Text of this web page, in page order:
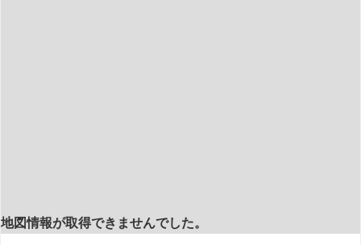
地図情報が取得できませんでした。